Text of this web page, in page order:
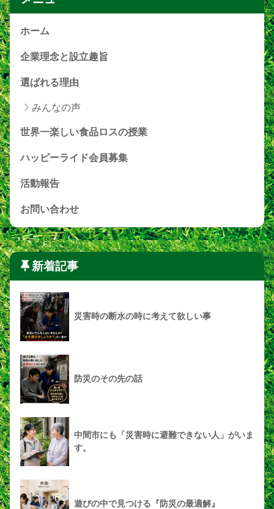
ホーム
企業理念と設立趣旨
選ばれる理由
みんなの声
世界一楽しい食品ロスの授業
ハッピーライド会員募集
活動報告
お問い合わせ
新着記事
災害時の断水の時に考えて欲しい事
防災のその先の話
中間市にも「災害時に避難できない人」がいま
す。
遊びの中で見つける『防災の最適解』